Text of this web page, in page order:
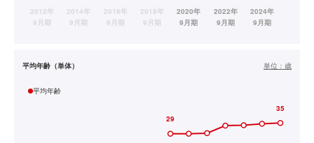
平均年齢（単体） 単位： 歳
平均年齢